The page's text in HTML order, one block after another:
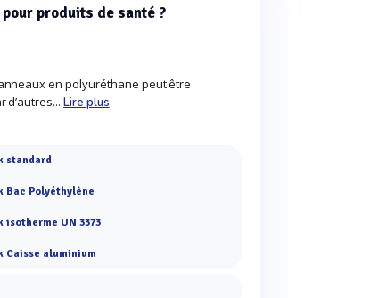
produits de santé ?
en polyuréthane peut être
d’autres... Lire plus
standard
Bac Polyéthylène
isotherme UN 3373
Caisse aluminium